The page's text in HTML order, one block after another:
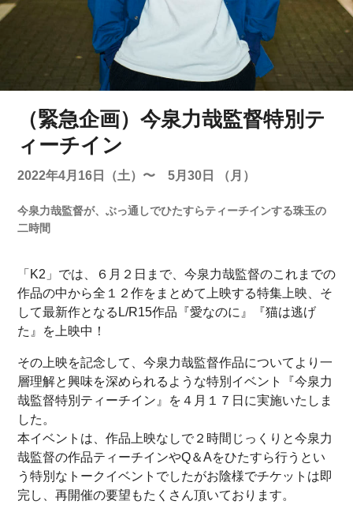
（緊急企画）今泉力哉監督特別テ
ィーチイン
2022年4月16日（土）〜 5月30日 （月）
今泉力哉監督が、ぶっ通しでひたすらティーチインする珠玉の
二時間
「K2」では、６月２日まで、今泉力哉監督のこれまでの
作品の中から全１２作をまとめて上映する特集上映、そ
して最新作となるL/R15作品『愛なのに』『猫は逃げ
た』を上映中！
その上映を記念して、今泉力哉監督作品についてより一
層理解と興味を深められるような特別イベント『今泉力
哉監督特別ティーチイン』を４月１７日に実施いたしま
した。
本イベントは、作品上映なしで２時間じっくりと今泉力
哉監督の作品ティーチインやQ＆Aをひたすら行うとい
う特別なトークイベントでしたがお陰様でチケットは即
完し、再開催の要望もたくさん頂いております。